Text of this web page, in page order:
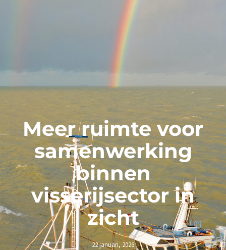
Meer ruimte voor
samenwerking
binnen
visserijsector in
zicht
22 januari, 2026